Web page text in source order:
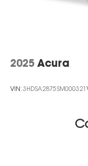
2025 Acura
VIN: 3HDSA2875SM000321